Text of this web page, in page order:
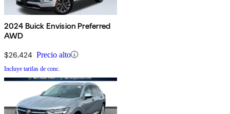
2024 Buick Envision Preferred
AWD
$26,424 Precio alto
Incluye tarifas de conc.